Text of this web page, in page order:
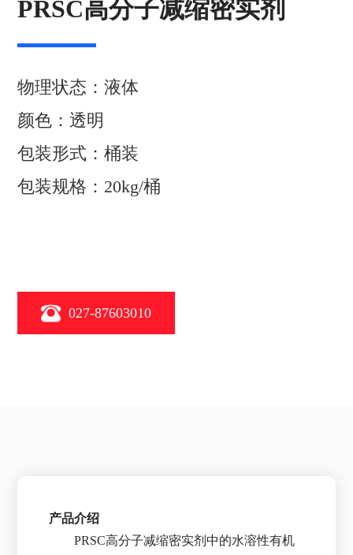
PRSC高分子减缩密实剂
物理状态：液体
颜色：透明
包装形式：桶装
包装规格：20kg/桶
027-87603010
产品介绍
PRSC高分子减缩密实剂中的水溶性有机